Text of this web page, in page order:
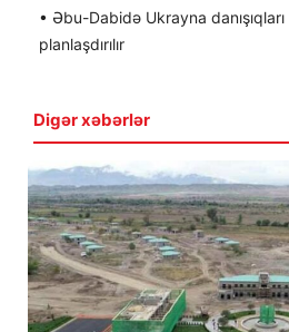
• Əbu-Dabidə Ukrayna
planlaşdırılır
Digər xəbərlər